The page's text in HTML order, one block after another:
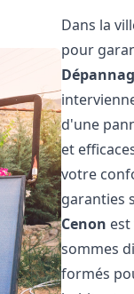
Dans la
pour
d'une
et
votre
garanties
Cenon
sommes
formés